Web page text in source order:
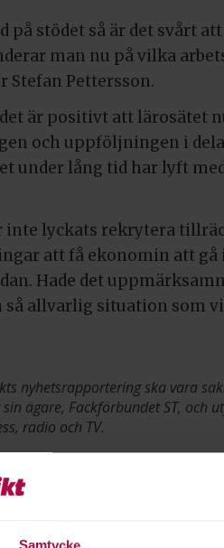
på stödet så är det svårt
man nu på vilka
Stefan Pettersson.
är positivt att lärosätet
och uppföljningen i
under lång tid har lyft
inte lyckats rekrytera
att få ekonomin att gå
Hade det
allvarlig situation som
nyhetsrapportering ska vara
ägare, Fackförbundet ST, och
radio och TV.
fel